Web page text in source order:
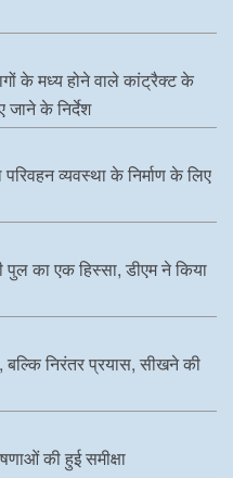
के मध्य होने वाले कांट्रैक्ट के
जाने के निर्देश
व्यवस्था के निर्माण के लिए
पुल का एक हिस्सा, डीएम ने किया
निरंतर प्रयास, सीखने की
की हुई समीक्षा